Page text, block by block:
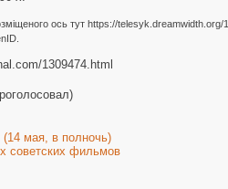
ось тут https://
1309474.html
(14 мая, в полночь)
советских фильмов